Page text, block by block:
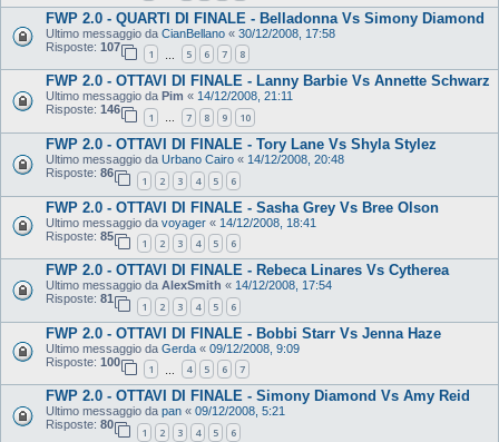
FWP 2.0 - QUARTI DI FINALE - Belladonna Vs Simony Diamond
Ultimo messaggio da CianBellano « 30/12/2008, 17:58
Risposte: 107
1 5 6 7 8
FWP 2.0 - OTTAVI DI FINALE - Lanny Barbie Vs Annette Schwarz
Ultimo messaggio da Pim « 14/12/2008, 21:11
Risposte: 146
1 … 7 8 9 10
FWP 2.0 - OTTAVI DI FINALE - Tory Lane Vs Shyla Stylez
Ultimo messaggio da Urbano Cairo « 14/12/2008, 20:48
Risposte: 86
1 2 3 4 5 6
FWP 2.0 - OTTAVI DI FINALE - Sasha Grey Vs Bree Olson
Ultimo messaggio da voyager « 14/12/2008, 18:41
Risposte: 85
1 2 3 4 5 6
FWP 2.0 - OTTAVI DI FINALE - Rebeca Linares Vs Cytherea
Ultimo messaggio da AlexSmith « 14/12/2008, 17:54
Risposte: 81
1 2 3 4 5 6
FWP 2.0 - OTTAVI DI FINALE - Bobbi Starr Vs Jenna Haze
Ultimo messaggio da Gerda « 09/12/2008, 9:09
Risposte: 100
1 4 5 6 7
FWP 2.0 - OTTAVI DI FINALE - Simony Diamond Vs Amy Reid
Ultimo messaggio da pan « 09/12/2008, 5:21
Risposte: 80
1 2 3 4 5 6